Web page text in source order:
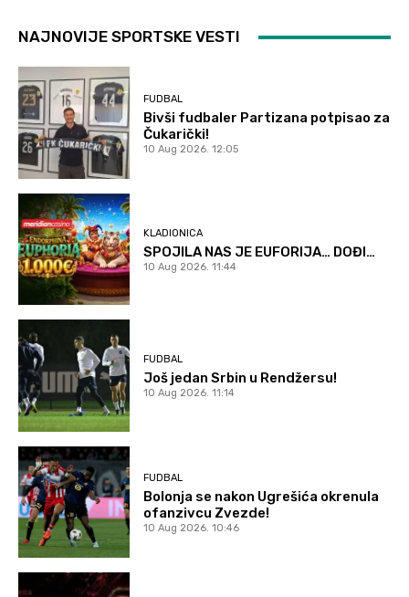
NAJNOVIJE SPORTSKE VESTI
FUDBAL
Bivši fudbaler Partizana potpisao za
Čukarički!
10 Aug 2026. 12:05
KLADIONICA
SPOJILA NAS JE EUFORIJA… DOĐI…
10 Aug 2026. 11:44
FUDBAL
Još jedan Srbin u Rendžersu!
10 Aug 2026. 11:14
FUDBAL
Bolonja se nakon Ugrešića okrenula
ofanzivcu Zvezde!
10 Aug 2026. 10:46